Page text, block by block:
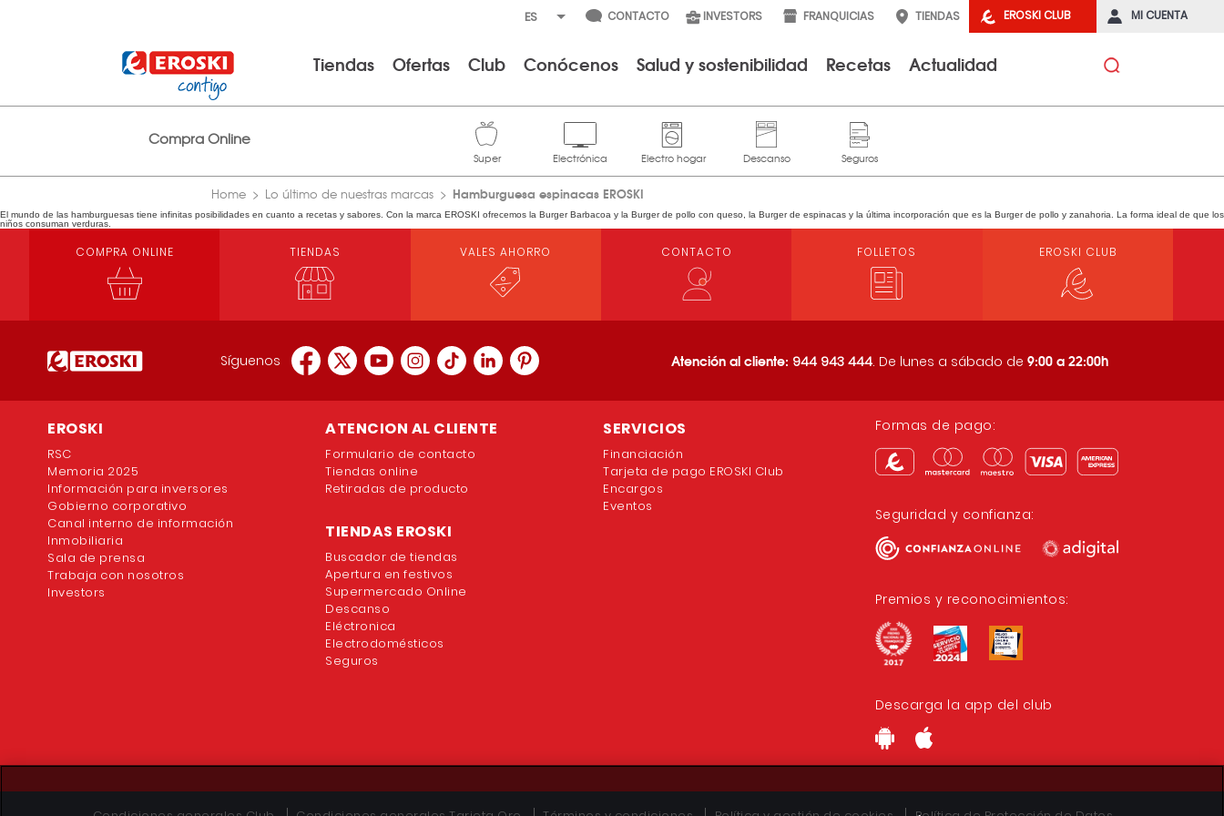
EROSKI CLUB MI CUENTA
CONTACTO INVESTORS FRANQUICIAS TIENDAS
Tiendas Ofertas Club Conócenos Salud y sostenibilidad Recetas Actualidad
Compra Online
Home Lo último de nuestras marcas Hamburguesa espinacas EROSKI
El mundo de las hamburguesas tiene infinitas posibilidades en cuanto a recetas y sabores. Con la marca EROSKI ofrecemos la Burger Barbacoa y la Burger de pollo con queso, la Burger de espinacas y la última incorporación que es la Burger de pollo y zanahoria. La forma ideal de que los
niños consuman verduras.
COMPRA ONLINE TIENDAS VALES AHORRO CONTACTO FOLLETOS EROSKI CLUB
Síguenos Atención al cliente: 944 943 444. De lunes a sábado de 9:00 a 22:00h
EROSKI
RSC
Memoria 2025
Información para inversores
Gobierno corporativo
Canal interno de información
Inmobiliaria
Sala de prensa
Trabaja con nosotros
Investors
ATENCION AL CLIENTE
Formulario de contacto
Tiendas online
Retiradas de producto
TIENDAS EROSKI
Buscador de tiendas
Apertura en festivos
Supermercado Online
Descanso
Eléctronica
Electrodomésticos
Seguros
SERVICIOS
Financiación
Tarjeta de pago EROSKI Club
Encargos
Eventos
Formas de pago:
Seguridad y confianza:
Premios y reconocimientos:
Descarga la app del club